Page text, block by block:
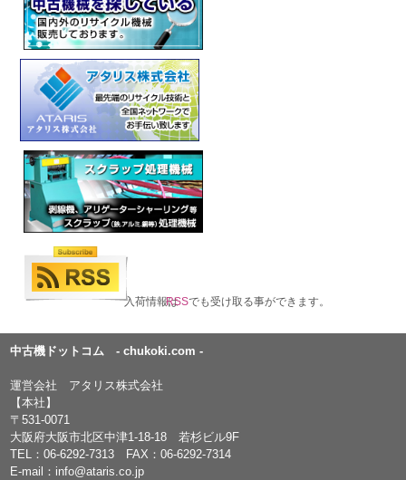
入荷情報はRSSでも受け取る事ができます。
中古機ドットコム - chukoki.com -
運営会社 アタリス株式会社
【本社】
〒531-0071
大阪府大阪市北区中津1-18-18 若杉ビル9F
TEL：06-6292-7313 FAX：06-6292-7314
E-mail： info@ataris.co.jp